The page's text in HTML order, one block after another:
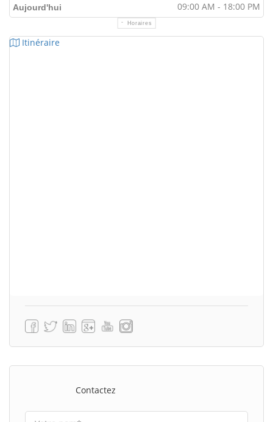
Aujourd'hui 09:00 AM - 18:00 PM
Horaires
Itinéraire
Contactez